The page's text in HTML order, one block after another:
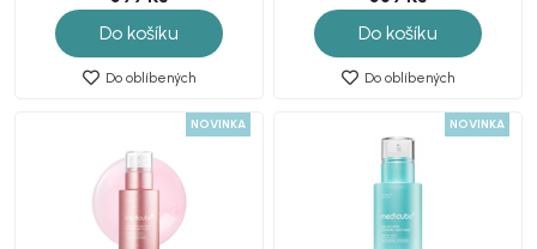
Do košíku
Do oblíbených
Do košíku
Do oblíbených
NOVINKA NOVINKA